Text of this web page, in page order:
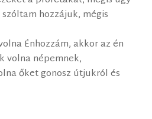
hozzájuk, mégis
Énhozzám, akkor az én
volna népemnek,
őket gonosz útjukról és